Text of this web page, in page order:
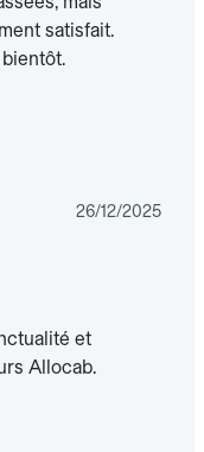
satisfait.
26/12/2025
et
Allocab.